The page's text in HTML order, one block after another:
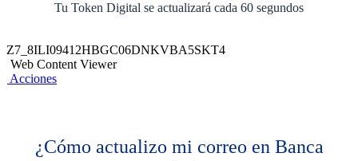
Tu Token Digital se actualizará cada 60 segundos
Z7_8ILI09412HBGC06DNKVBA5SKT4
Web Content Viewer
Acciones
¿Cómo actualizo mi correo en Banca